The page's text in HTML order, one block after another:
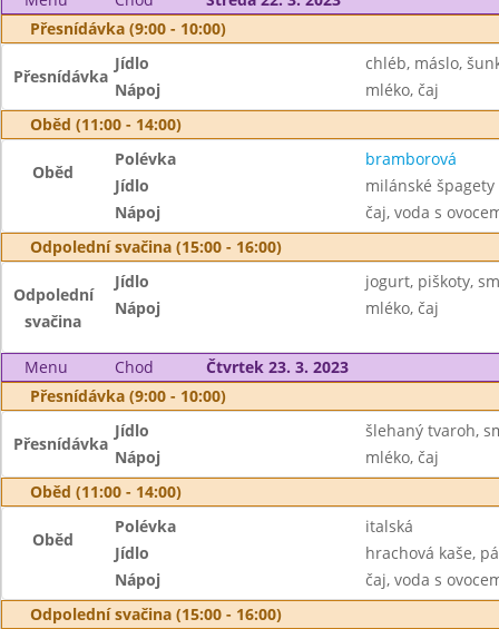
Přesnídávka (9:00 - 10:00)
Přesnídávka
Jídlo
chléb, máslo,
Nápoj
mléko, čaj
Oběd (11:00 - 14:00)
Oběd
Polévka
bramborová
Jídlo
milánské
Nápoj
čaj, voda s
Odpolední svačina (15:00 - 16:00)
Odpolední
svačina
Jídlo
jogurt, piškoty,
Nápoj
mléko, čaj
Menu Chod
Čtvrtek 23. 3. 2023
Přesnídávka (9:00 - 10:00)
Přesnídávka
Jídlo
šlehaný tvaroh,
Nápoj
mléko, čaj
Oběd (11:00 - 14:00)
Oběd
Polévka
italská
Jídlo
hrachová kaše,
Nápoj
čaj, voda s
Odpolední svačina (15:00 - 16:00)